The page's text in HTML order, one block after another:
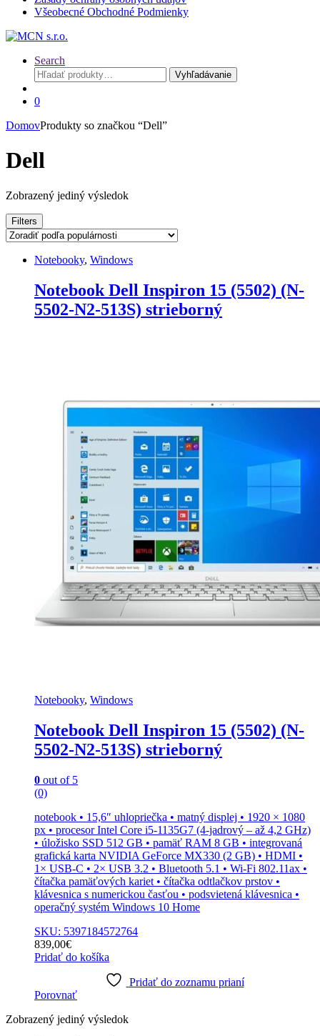
Všeobecné Obchodné Podmienky
Search
Hľadať:
Vyhľadávanie
0
DomovProdukty so značkou “Dell”
Dell
Zobrazený jediný výsledok
Filters
Notebooky, Windows
Notebook Dell Inspiron 15 (5502) (N-
5502-N2-513S) strieborný
Notebooky, Windows
Notebook Dell Inspiron 15 (5502) (N-
5502-N2-513S) strieborný
0 out of 5
(0)
notebook • 15,6″ uhlopriečka • matný displej • 1920 × 1080
px • procesor Intel Core i5-1135G7 (4-jadrový – až 4,2 GHz)
• úložisko SSD 512 GB • pamäť RAM 8 GB • integrovaná
grafická karta NVIDIA GeForce MX330 (2 GB) • HDMI •
1× USB-C • 2× USB 3.2 • Bluetooth 5.1 • Wi-Fi 802.11ax •
čítačka pamäťových kariet • čítačka odtlačkov prstov •
klávesnica s numerickou časťou • podsvietená klávesnica •
operačný systém Windows 10 Home
SKU: 5397184572764
839,00€
Pridať do košíka
Pridať do zoznamu prianí
Porovnať
Zobrazený jediný výsledok